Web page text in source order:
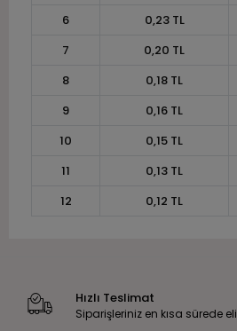
6
0,23 TL
7
0,20 TL
8
0,18 TL
9
0,16 TL
10
0,15 TL
11
0,13 TL
12
0,12 TL
Hızlı Teslimat
Siparişleriniz en kısa sürede